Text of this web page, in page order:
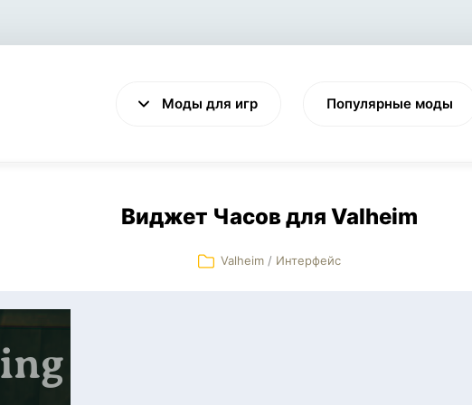
Моды для игр
VALHEIM
Популярные моды
Виджет Часов для Valheim
Valheim / Интерфейс